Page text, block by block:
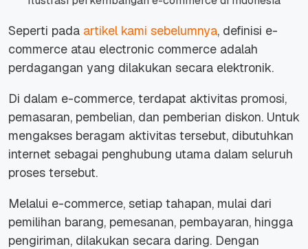
Seperti pada artikel kami sebelumnya, definisi e-
commerce atau electronic commerce adalah
perdagangan yang dilakukan secara elektronik.
Di dalam e-commerce, terdapat aktivitas promosi,
pemasaran, pembelian, dan pemberian diskon. Untuk
mengakses beragam aktivitas tersebut, dibutuhkan
internet sebagai penghubung utama dalam seluruh
proses tersebut.
Melalui e-commerce, setiap tahapan, mulai dari
pemilihan barang, pemesanan, pembayaran, hingga
pengiriman, dilakukan secara daring. Dengan